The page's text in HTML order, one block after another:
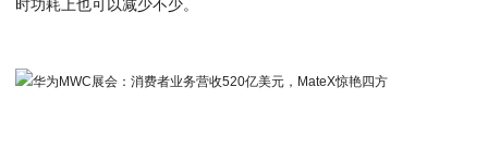
时功耗上也可以减少不少。